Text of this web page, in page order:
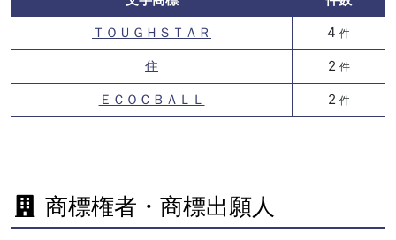
ＴＯＵＧＨＳＴＡＲ
4 件
住 2 件
ＥＣＯＣＢＡＬＬ 2 件
商標権者・商標出願人